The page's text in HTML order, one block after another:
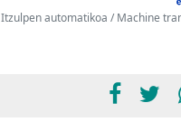
Itzulpen automatikoa / Machine